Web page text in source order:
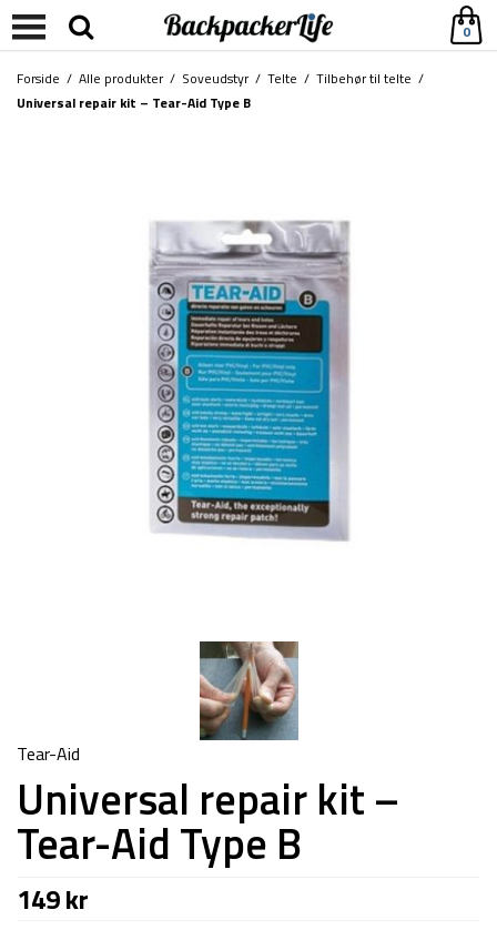
0
Forside / Alle produkter/ Soveudstyr/ Telte / Tilbehør til telte /
Universal repair kit – Tear-Aid Type B
Tear-Aid
Universal repair kit –
Tear-Aid Type B
149kr